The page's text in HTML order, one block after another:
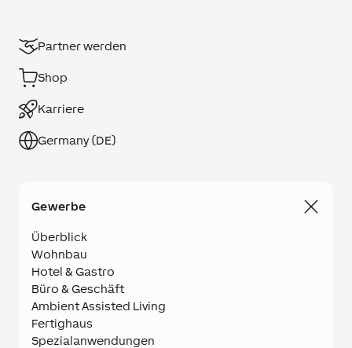
Partner werden
Shop
Karriere
Germany (DE)
Gewerbe
Überblick
Wohnbau
Hotel & Gastro
Büro & Geschäft
Ambient Assisted Living
Fertighaus
Spezialanwendungen